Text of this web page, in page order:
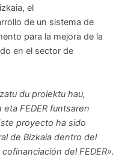
el
de un sistema de
para la mejora de la
en el sector de
du proiektu hau,
FEDER funtsaren
proyecto ha sido
de Bizkaia dentro del
del FEDER».